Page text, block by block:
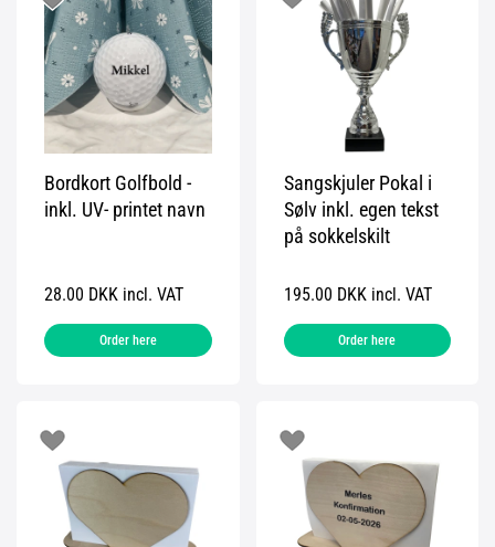
Bordkort Golfbold -
inkl. UV- printet navn
28.00 DKK incl. VAT
Order here
Sangskjuler Pokal i
Sølv inkl. egen tekst
på sokkelskilt
195.00 DKK incl. VAT
Order here